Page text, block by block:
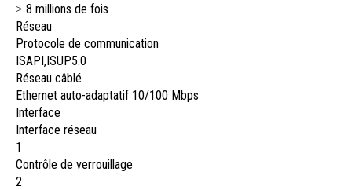
≥ 8 millions de fois
Réseau
Protocole de communication
ISAPI,ISUP5.0
Réseau câblé
Ethernet auto-adaptatif 10/100 Mbps
Interface
Interface réseau
1
Contrôle de verrouillage
2